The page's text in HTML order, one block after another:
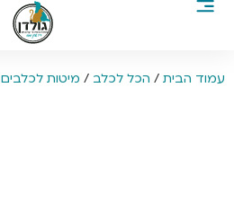
עמוד הבית / הכל לכלב / מיטות לכלבים